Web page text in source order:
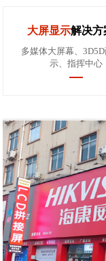
大屏显示解决方
多媒体大屏幕、
示、指挥中心